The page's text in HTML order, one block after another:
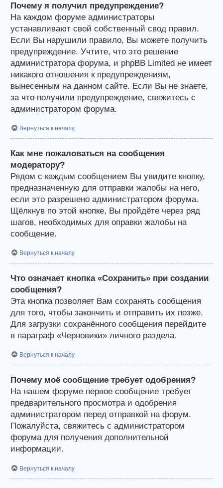
Почему я получил предупреждение?
На каждом форуме администраторы
устанавливают свой собственный свод правил.
Если Вы нарушили правило, Вы можете получить
предупреждение. Учтите, что это решение
администратора форума, и phpBB Limited не имеет
никакого отношения к предупреждениям,
вынесенным на данном сайте. Если Вы не знаете,
за что получили предупреждение, свяжитесь с
администратором форума.
Вернуться к началу
Как мне пожаловаться на сообщения
модератору?
Рядом с каждым сообщением Вы увидите кнопку,
предназначенную для отправки жалобы на него,
если это разрешено администратором форума.
Щёлкнув по этой кнопке, Вы пройдёте через ряд
шагов, необходимых для оправки жалобы на
сообщение.
Вернуться к началу
Что означает кнопка «Сохранить» при создании
сообщения?
Эта кнопка позволяет Вам сохранять сообщения
для того, чтобы закончить и отправить их позже.
Для загрузки сохранённого сообщения перейдите
в параграф «Черновики» личного раздела.
Вернуться к началу
Почему моё сообщение требует одобрения?
На нашем форуме первое сообщение требует
предварительного просмотра и одобрения
администратором перед отправкой на форум.
Пожалуйста, свяжитесь с администратором
форума для получения дополнительной
информации.
Вернуться к началу